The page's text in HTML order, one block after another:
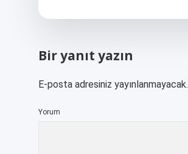
Bir yanıt yazın
E-posta adresiniz yayınlanmayacak.
Yorum